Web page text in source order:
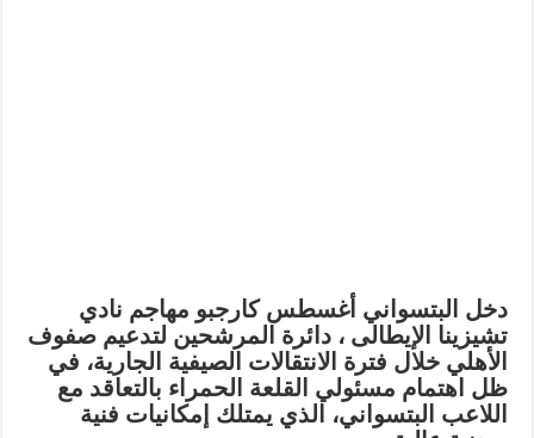
دخل البتسواني أغسطس كارجبو مهاجم نادي
تشيزينا الإيطالى ، دائرة المرشحين لتدعيم صفوف
الأهلي خلال فترة الانتقالات الصيفية الجارية، في
ظل اهتمام مسئولي القلعة الحمراء بالتعاقد مع
اللاعب البتسواني، الذي يمتلك إمكانيات فنية